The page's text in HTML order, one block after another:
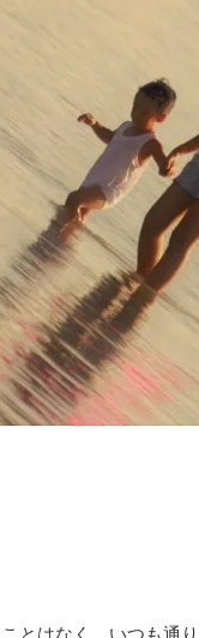
とはなく、いつも通